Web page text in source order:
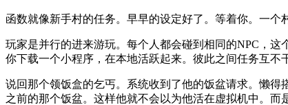
函数就像新手村的任务。早早的设定好了。等着你。一个
玩家是并行的进来游玩。每个人都会碰到相同的NPC，
你下载一个小程序，在本地活跃起来。彼此之间任务互
说回那个领饭盒的乞丐。系统收到了他的饭盆请求。懒
之前的那个饭盆。这样他就不会以为他活在虚拟机中。